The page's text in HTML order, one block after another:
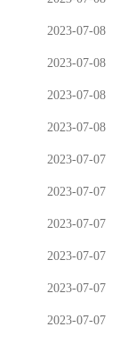
2023-07-08
2023-07-08
2023-07-08
2023-07-08
2023-07-07
2023-07-07
2023-07-07
2023-07-07
2023-07-07
2023-07-07